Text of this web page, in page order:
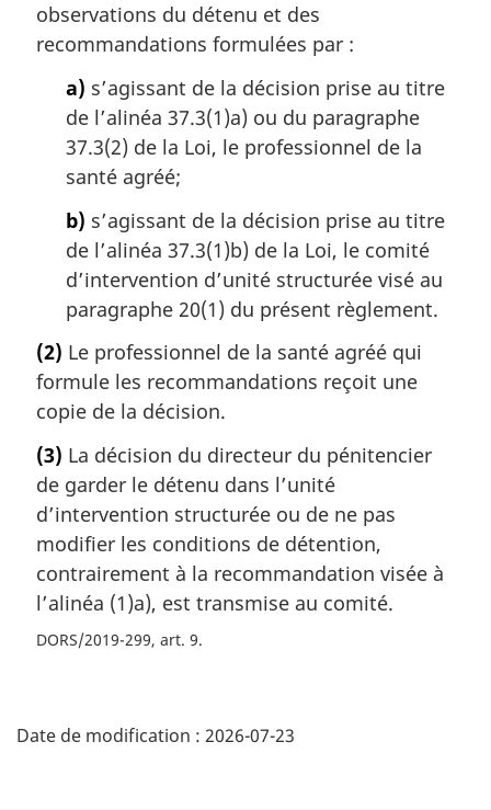
observations du détenu et des
recommandations formulées par :
a) s’agissant de la décision prise au titre
de l’alinéa 37.3(1)a) ou du paragraphe
37.3(2) de la Loi, le professionnel de la
santé agréé;
b) s’agissant de la décision prise au titre
de l’alinéa 37.3(1)b) de la Loi, le comité
d’intervention d’unité structurée visé au
paragraphe 20(1) du présent règlement.
(2) Le professionnel de la santé agréé qui
formule les recommandations reçoit une
copie de la décision.
(3) La décision du directeur du pénitencier
de garder le détenu dans l’unité
d’intervention structurée ou de ne pas
modifier les conditions de détention,
contrairement à la recommandation visée à
l’alinéa (1)a), est transmise au comité.
DORS/2019-299, art. 9
é
Date de modification : 2026-07-23